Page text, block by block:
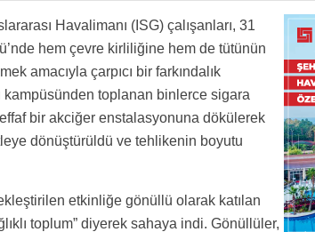
Havalimanı (ISG) çalışanları, 31
hem çevre kirliliğine hem de tütünün
amacıyla çarpıcı bir farkındalık
kampüsünden toplanan binlerce sigara
bir akciğer enstalasyonuna dökülerek
dönüştürüldü ve tehlikenin boyutu
etkinliğe gönüllü olarak katılan
toplum” diyerek sahaya indi. Gönüllüler,